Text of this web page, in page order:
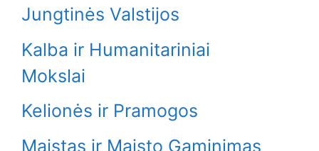
Jungtinės Valstijos
Kalba ir Humanitariniai
Mokslai
Kelionės ir Pramogos
Maistas ir Maisto Gaminimas